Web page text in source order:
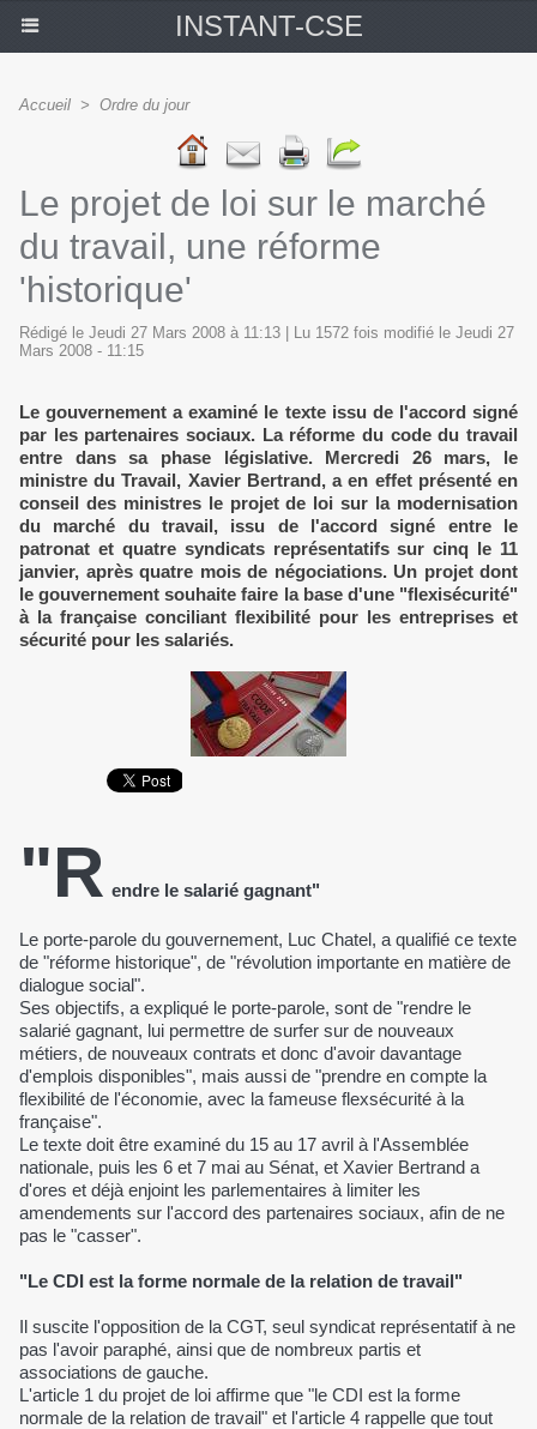
INSTANT-CSE
Accueil > Ordre du jour
Le projet de loi sur le marché
du travail, une réforme
'historique'
Rédigé le Jeudi 27 Mars 2008 à 11:13 | Lu 1572 fois modifié le Jeudi 27
Mars 2008 - 11:15
Le gouvernement a examiné le texte issu de l'accord signé
par les partenaires sociaux. La réforme du code du travail
entre dans sa phase législative. Mercredi 26 mars, le
ministre du Travail, Xavier Bertrand, a en effet présenté en
conseil des ministres le projet de loi sur la modernisation
du marché du travail, issu de l'accord signé entre le
patronat et quatre syndicats représentatifs sur cinq le 11
janvier, après quatre mois de négociations. Un projet dont
le gouvernement souhaite faire la base d'une "flexisécurité"
à la française conciliant flexibilité pour les entreprises et
sécurité pour les salariés.
"R endre le salarié gagnant"
Le porte-parole du gouvernement, Luc Chatel, a qualifié ce texte
de "réforme historique", de "révolution importante en matière de
dialogue social".
Ses objectifs, a expliqué le porte-parole, sont de "rendre le
salarié gagnant, lui permettre de surfer sur de nouveaux
métiers, de nouveaux contrats et donc d'avoir davantage
d'emplois disponibles", mais aussi de "prendre en compte la
flexibilité de l'économie, avec la fameuse flexsécurité à la
française".
Le texte doit être examiné du 15 au 17 avril à l'Assemblée
nationale, puis les 6 et 7 mai au Sénat, et Xavier Bertrand a
d'ores et déjà enjoint les parlementaires à limiter les
amendements sur l'accord des partenaires sociaux, afin de ne
pas le "casser".
"Le CDI est la forme normale de la relation de travail"
Il suscite l'opposition de la CGT, seul syndicat représentatif à ne
pas l'avoir paraphé, ainsi que de nombreux partis et
associations de gauche.
L'article 1 du projet de loi affirme que "le CDI est la forme
normale de la relation de travail" et l'article 4 rappelle que tout